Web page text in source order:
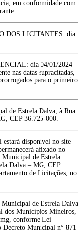
em conformidade com
DOS LICITANTES: dia
dia 04/01/2024
nas datas supracitadas,
para o primeiro
de Estrela Dalva, à Rua
CEP 36.725-000.
disponível no site
afixado no
Municipal de Estrela
Dalva – MG, CEP
de Licitações, no
de Estrela Dalva
dos Municípios Mineiros,
conforme Lei
Decreto Municipal n° 871